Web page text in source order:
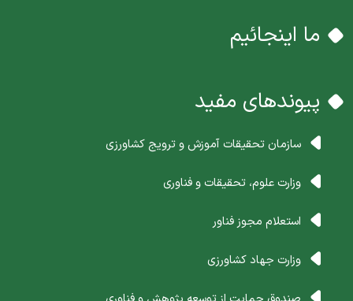
ما اینجائیم
پیوندهای مفید
سازمان تحقیقات آموزش و ترویج کشاورزی
وزارت علوم، تحقیقات و فناوری
استعلام مجوز فناور
وزارت جهاد کشاورزی